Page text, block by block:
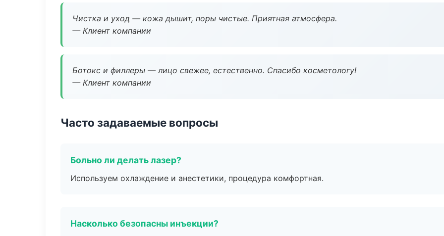
Чистка и уход — кожа дышит, поры чистые. Приятная атмосфера.
— Клиент компании
Ботокс и филлеры — лицо свежее, естественно. Спасибо косметологу!
— Клиент компании
Часто задаваемые вопросы
Больно ли делать лазер?
Используем охлаждение и анестетики, процедура комфортная.
Насколько безопасны инъекции?